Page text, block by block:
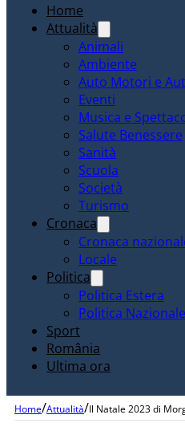
Home
Attualità
Animali
Ambiente
Auto Motori e
Eventi
Musica e
Salute Benessere
Sanità
Scuola
Società
Turismo
Cronaca
Cronaca
Locale
Politica
Politica Estera
Politica Nazionale
Sport
România
Ultima ora
Home/Attualità/Il Natale 2023 di